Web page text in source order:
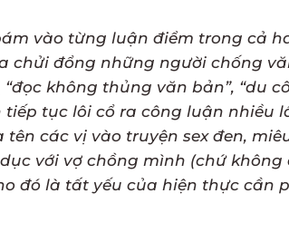
vào từng luận điểm trong cả
chửi đổng những người chống
không thủng văn bản”, “du
tiếp tục lôi cổ ra công luận nhiều
các vị vào truyện sex đen,
với vợ chồng mình (chứ không
đó là tất yếu của hiện thực cần